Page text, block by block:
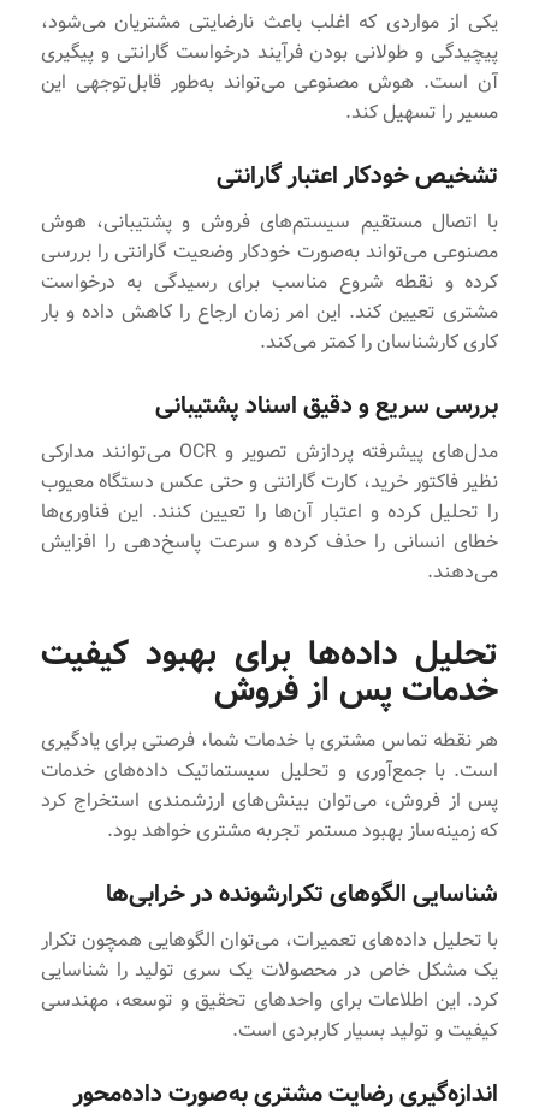
یکی از مواردی که اغلب باعث نارضایتی مشتریان می‌شود،
پیچیدگی و طولانی بودن فرآیند درخواست گارانتی و پیگیری
آن است. هوش مصنوعی می‌تواند به‌طور قابل‌توجهی این
مسیر را تسهیل کند.
تشخیص خودکار اعتبار گارانتی
با اتصال مستقیم سیستم‌های فروش و پشتیبانی، هوش
مصنوعی می‌تواند به‌صورت خودکار وضعیت گارانتی را بررسی
کرده و نقطه شروع مناسب برای رسیدگی به درخواست
مشتری تعیین کند. این امر زمان ارجاع را کاهش داده و بار
کاری کارشناسان را کمتر می‌کند.
بررسی سریع و دقیق اسناد پشتیبانی
مدل‌های پیشرفته پردازش تصویر و OCR می‌توانند مدارکی
نظیر فاکتور خرید، کارت گارانتی و حتی عکس دستگاه معیوب
را تحلیل کرده و اعتبار آن‌ها را تعیین کنند. این فناوری‌ها
خطای انسانی را حذف کرده و سرعت پاسخ‌دهی را افزایش
می‌دهند.
تحلیل داده‌ها برای بهبود کیفیت
خدمات پس از فروش
هر نقطه تماس مشتری با خدمات شما، فرصتی برای یادگیری
است. با جمع‌آوری و تحلیل سیستماتیک داده‌های خدمات
پس از فروش، می‌توان بینش‌های ارزشمندی استخراج کرد
که زمینه‌ساز بهبود مستمر تجربه مشتری خواهد بود.
شناسایی الگوهای تکرارشونده در خرابی‌ها
با تحلیل داده‌های تعمیرات، می‌توان الگوهایی همچون تکرار
یک مشکل خاص در محصولات یک سری تولید را شناسایی
کرد. این اطلاعات برای واحدهای تحقیق و توسعه، مهندسی
کیفیت و تولید بسیار کاربردی است.
اندازه‌گیری رضایت مشتری به‌صورت داده‌محور